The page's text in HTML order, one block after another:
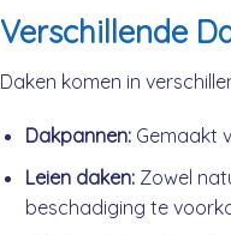
Verschillende
Daken komen in
Dakpannen:Gemaakt
Leien daken:Zowel
beschadiging te